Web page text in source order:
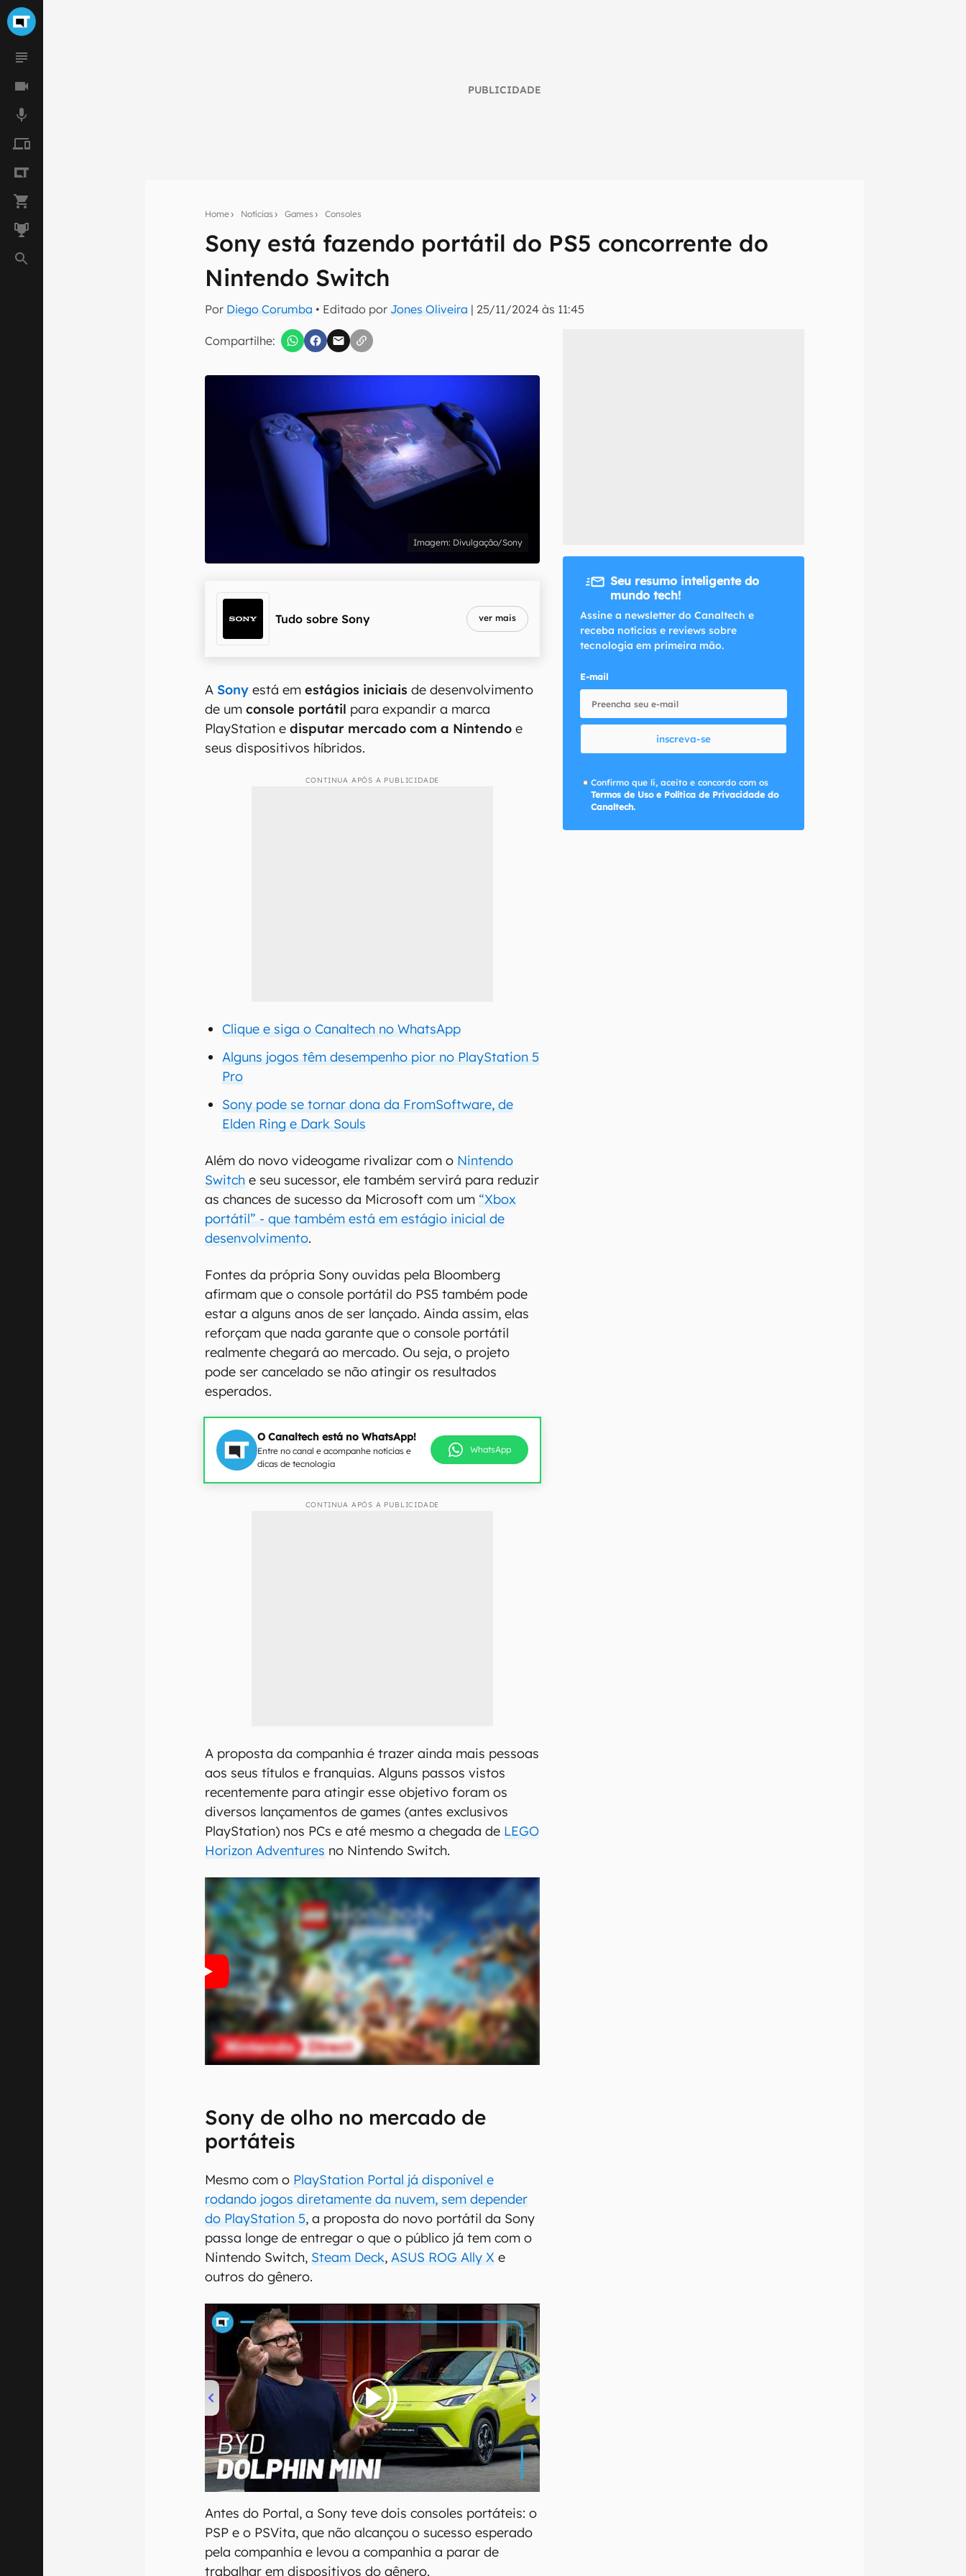
PUBLICIDADE
Home Notícias Games Consoles
Sony está fazendo portátil do PS5 concorrente do
Nintendo Switch
Por Diego Corumba • Editado por Jones Oliveira | 25/11/2024 às 11:45
Compartilhe:
Seu resumo inteligente do mundo tech!
Assine a newsletter do Canaltech e receba notícias e reviews sobre tecnologia em primeira
Confirmo que li, aceito e concordo com os Termos de Uso e Política de Privacidade do Canaltech.
Divulgação/Sony
Tudo sobre Sony ver mais
ASony está emestágios iniciais de desenvolvimento
de um console portátil para expandir a marca
PlayStation edisputar mercado com a Nintendo e
seus dispositivos híbridos.
CONTINUA APÓS A PUBLICIDADE
Clique e siga o Canaltech no WhatsApp
Alguns jogos têm desempenho pior no PlayStation 5
Pro
Sony pode se tornar dona da FromSoftware, de
Elden Ring e Dark Souls
Além do novo videogame rivalizar com o Nintendo
Switch e seu sucessor, ele também servirá para reduzir
as chances de sucesso da Microsoft com um “Xbox
portátil” - que também está em estágio inicial de
desenvolvimento.
Fontes da própria Sony ouvidas pela Bloomberg
afirmam que o console portátil do PS5 também pode
estar a alguns anos de ser lançado. Ainda assim, elas
reforçam que nada garante que o console portátil
realmente chegará ao mercado. Ou seja, o projeto
pode ser cancelado se não atingir os resultados
esperados.
O Canaltech está no WhatsApp!
Entre no canal e acompanhe notícias e
dicas de tecnologia
WhatsApp
CONTINUA APÓS A PUBLICIDADE
A proposta da companhia é trazer ainda mais pessoas
aos seus títulos e franquias. Alguns passos vistos
recentemente para atingir esse objetivo foram os
diversos lançamentos de games (antes exclusivos
PlayStation) nos PCs e até mesmo a chegada de LEGO
Horizon Adventures no Nintendo Switch.
Sony de olho no mercado de
portáteis
Mesmo com o PlayStation Portal já disponível e
rodando jogos diretamente da nuvem, sem depender
do PlayStation 5, a proposta do novo portátil da Sony
passa longe de entregar o que o público já tem com o
Nintendo Switch, Steam Deck,ASUS ROG Ally X e
outros do gênero.
00:00/04:07
Antes do Portal, a Sony teve dois consoles portáteis: o
PSP e o PSVita, que não alcançou o sucesso esperado
pela companhia e levou a companhia a parar de
trabalhar em dispositivos do gênero.
Seu resumo inteligente do
mundo tech!
Assine a newsletter do Canaltech e
receba notícias e reviews sobre
tecnologia em primeira mão.
E-mail
inscreva-se
Confirmo que li, aceito e concordo com os
Termos de Uso e Política de Privacidade do
Canaltech.